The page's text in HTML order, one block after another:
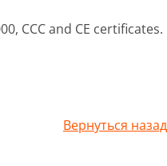
CCC and CE certificates.
Вернуться назад